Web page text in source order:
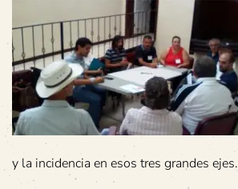
y la incidencia en esos tres grandes ejes.